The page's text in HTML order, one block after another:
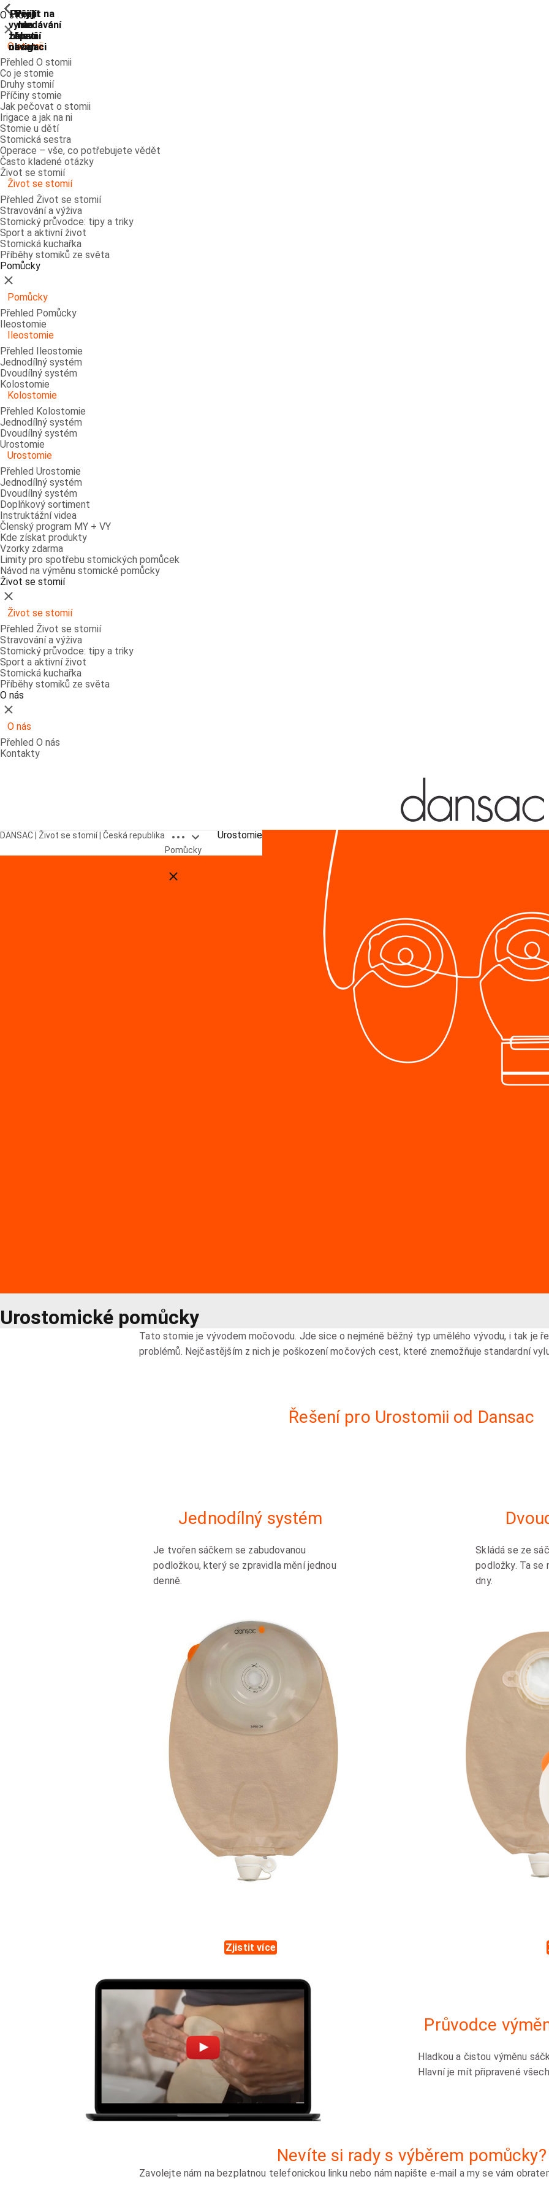
Přejít na
vyhledávání
Přejít
na
hlavní
navigaci
Přejít
na
hlavní
navigaci
Přejít
na
hlavní
obsah
Přejít
na
zápatí
O stomii
ShowPrevious
Zavřít
O stomii
Přehled O stomii
Co je stomie
Druhy stomií
Příčiny stomie
Jak pečovat o stomii
Irigace a jak na ni
Stomie u dětí
Stomická sestra
Operace – vše, co potřebujete vědět
Často kladené otázky
Život se stomií
ShowPrevious
Život se stomií
Přehled Život se stomií
Stravování a výživa
Stomický průvodce: tipy a triky
Sport a aktivní život
Stomická kuchařka
Příběhy stomiků ze světa
Pomůcky
ShowPrevious
Zavřít
Pomůcky
Přehled Pomůcky
Ileostomie
ShowPrevious
Ileostomie
Přehled Ileostomie
Jednodílný systém
Dvoudílný systém
Kolostomie
ShowPrevious
Kolostomie
Přehled Kolostomie
Jednodílný systém
Dvoudílný systém
Urostomie
ShowPrevious
Urostomie
Přehled Urostomie
Jednodílný systém
Dvoudílný systém
Doplňkový sortiment
Instruktážní videa
Členský program MY + VY
Kde získat produkty
Vzorky zdarma
Limity pro spotřebu stomických pomůcek
Návod na výměnu stomické pomůcky
Život se stomií
ShowPrevious
Zavřít
Život se stomií
Přehled Život se stomií
Stravování a výživa
Stomický průvodce: tipy a triky
Sport a aktivní život
Stomická kuchařka
Příběhy stomiků ze světa
O nás
ShowPrevious
Zavřít
O nás
Přehled O nás
Kontakty
DANSAC | Život se stomií | Česká republika Open breadcrumbs
Close breadcrumbs
Pomůcky
Urostomie
Urostomické pomůcky
Tato stomie je vývodem močovodu. Jde sice o nejméně běžný typ umělého vývodu, i tak je
problémů. Nejčastějším z nich je poškození močových cest, které znemožňuje standardní
Řešení pro Urostomii od Dansac
Jednodílný systém
Je tvořen sáčkem se zabudovanou
podložkou, který se zpravidla mění jednou
denně.
Zjistit více
Skládá se ze
podložky. Ta se
dny.
Průvodce
Hladkou a čistou výměnu
Hlavní je mít připravené
Nevíte si rady s výběrem pomůcky?
Zavolejte nám na bezplatnou telefonickou linku nebo nám napište e-mail a my se vám